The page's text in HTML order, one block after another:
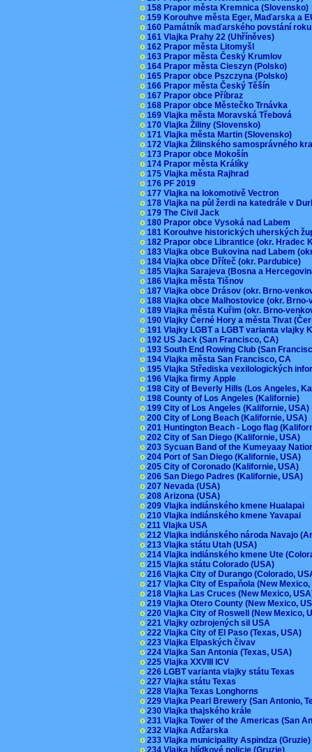
o 158 Prapor města Kremnica (Slovensko)
o 159 Korouhve města Eger, Maďarska a
o 160 Památník maďarského povstání
o 161 Vlajka Prahy 22 (Uhříněves)
o 162 Prapor města Litomyšl
o 163 Prapor města Český Krumlov
o 164 Prapor města Cieszyn (Polsko)
o 165 Prapor obce Pszczyna (Polsko)
o 166 Prapor města Český Těšín
o 167 Prapor obce Příbraz
o 168 Prapor obce Městečko Trnávka
o 169 Vlajka města Moravská Třebová
o 170 Vlajka Žiliny (Slovensko)
o 171 Vlajka města Martin (Slovensko)
o 172 Vlajka Žilinského samosprávného
o 173 Prapor obce Mokošín
o 174 Prapor města Králíky
o 175 Vlajka města Rajhrad
o 176 PF 2019
o 177 Vlajka na lokomotivě Vectron
o 178 Vlajka na půl žerdi na katedrále v
o 179 The Civil Jack
o 180 Prapor obce Vysoká nad Labem
o 181 Korouhve historických uherských
o 182 Prapor obce Librantice (okr. Hradec
o 183 Vlajka obce Bukovina nad Labem
o 184 Vlajka obce Dříteč (okr. Pardubice)
o 185 Vlajka Sarajeva (Bosna a
o 186 Vlajka města Tišnov
o 187 Vlajka obce Drásov (okr. Brno-
o 188 Vlajka obce Malhostovice (okr.
o 189 Vlajka města Kuřim (okr. Brno-
o 190 Vlajky Černé Hory a města Tivat
o 191 Vlajky LGBT a LGBT varianta vlajky
o 192 US Jack (San Francisco, CA)
o 193 South End Rowing Club (San
o 194 Vlajka města San Francisco, CA
o 195 Vlajka Střediska vexilologických
o 196 Vlajka firmy Apple
o 198 City of Beverly Hills (Los Angeles,
o 198 County of Los Angeles (Kalifornie)
o 199 City of Los Angeles (Kalifornie,
o 200 City of Long Beach (Kalifornie, USA)
o 201 Huntington Beach - Logo flag
o 202 City of San Diego (Kalifornie, USA)
o 203 Sycuan Band of the Kumeyaay
o 204 Port of San Diego (Kalifornie, USA)
o 205 City of Coronado (Kalifornie, USA)
o 206 San Diego Padres (Kalifornie, USA)
o 207 Nevada (USA)
o 208 Arizona (USA)
o 209 Vlajka indiánského kmene Hualapai
o 210 Vlajka indiánského kmene Yavapai
o 211 Vlajka USA
o 212 Vlajka indiánského národa Navajo
o 213 Vlajka státu Utah (USA)
o 214 Vlajka indiánského kmene Ute
o 215 Vlajka státu Colorado (USA)
o 216 Vlajka City of Durango (Colorado,
o 217 Vlajka City of Espaňola (New
o 218 Vlajka Las Cruces (New Mexico,
o 219 Vlajka Otero County (New Mexico,
o 220 Vlajka City of Roswell (New Mexico,
o 221 Vlajky ozbrojených sil USA
o 222 Vlajka City of El Paso (Texas, USA)
o 223 Vlajka Elpaských čivav
o 224 Vlajka San Antonia (Texas, USA)
o 225 Vlajka XXVIII ICV
o 226 LGBT varianta vlajky státu Texas
o 227 Vlajka státu Texas
o 228 Vlajka Texas Longhorns
o 229 Vlajka Pearl Brewery (San Antonio,
o 230 Vlajka thajského krále
o 231 Vlajka Tower of the Americas (San
o 232 Vlajka Adžarska
o 233 Vlajka municipality Aspindza
o 234 Vlajka hlídkové policie (Gruzie)